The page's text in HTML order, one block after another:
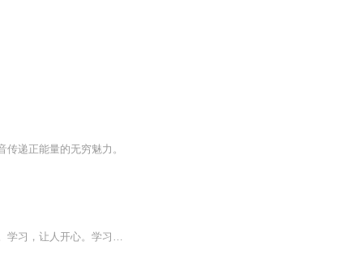
递正能量的无穷魅力。
学习日语，已经有一年左右了。现在开始写日记，读日记。读短文。感谢一路相伴的老师们。学习，让人开心。学习，永无止境。皆さん、 こんにちは 〈みなさん〉それでは 始めましょう 〈はじめましょう〉<大家好，那么我们就开始吧>